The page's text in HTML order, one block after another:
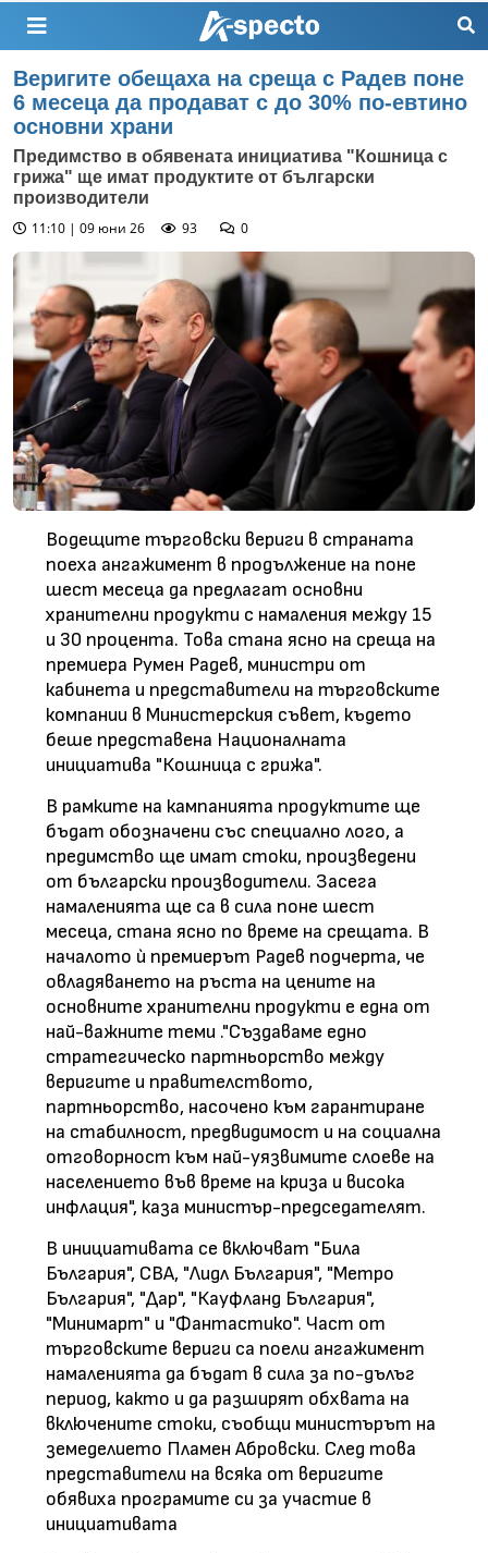
Веригите обещаха на среща с Радев поне
6 месеца да продават с до 30% по-евтино
основни храни
Предимство в обявената инициатива "Кошница с
грижа" ще имат продуктите от български
производители
11:10 | 09 юни 26
93 0
Водещите търговски вериги в страната
поеха ангажимент в продължение на поне
шест месеца да предлагат основни
хранителни продукти с намаления между 15
и 30 процента. Това стана ясно на среща на
премиера Румен Радев, министри от
кабинета и представители на търговските
компании в Министерския съвет, където
беше представена Националната
инициатива "Кошница с грижа".
В рамките на кампанията продуктите ще
бъдат обозначени със специално лого, а
предимство ще имат стоки, произведени
от български производители. Засега
намаленията ще са в сила поне шест
месеца, стана ясно по време на срещата. В
началото ѝ премиерът Радев подчерта, че
овладяването на ръста на цените на
основните хранителни продукти е една от
най-важните теми ."Създаваме едно
стратегическо партньорство между
веригите и правителството,
партньорство, насочено към гарантиране
на стабилност, предвидимост и на социална
отговорност към най-уязвимите слоеве на
населението във време на криза и висока
инфлация", каза министър-председателят.
В инициативата се включват "Била
България", СВА, "Лидл България", "Метро
България", "Дар", "Кауфланд България",
"Минимарт" и "Фантастико". Част от
търговските вериги са поели ангажимент
намаленията да бъдат в сила за по-дълъг
период, както и да разширят обхвата на
включените стоки, съобщи министърът на
земеделието Пламен Абровски. След това
представители на всяка от веригите
обявиха програмите си за участие в
инициативата